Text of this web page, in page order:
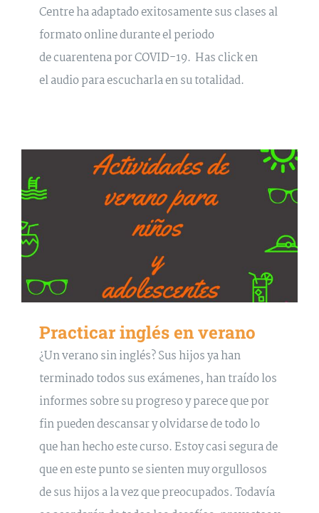
Centre ha adaptado exitosamente sus clases al
formato online durante el periodo
de cuarentena por COVID-19. Has click en
el audio para escucharla en su totalidad.
Practicar inglés en verano
¿Un verano sin inglés? Sus hijos ya han
terminado todos sus exámenes, han traído los
informes sobre su progreso y parece que por
fin pueden descansar y olvidarse de todo lo
que han hecho este curso. Estoy casi segura de
que en este punto se sienten muy orgullosos
de sus hijos a la vez que preocupados. Todavía